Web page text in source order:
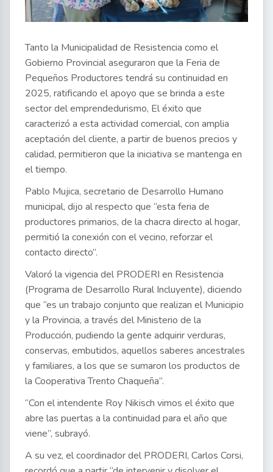
Tanto la Municipalidad de Resistencia como el
Gobierno Provincial aseguraron que la Feria de
Pequeños Productores tendrá su continuidad en
2025, ratificando el apoyo que se brinda a este
sector del emprendedurismo, El éxito que
caracterizó a esta actividad comercial, con amplia
aceptación del cliente, a partir de buenos precios y
calidad, permitieron que la iniciativa se mantenga en
el tiempo.
Pablo Mujica, secretario de Desarrollo Humano
municipal, dijo al respecto que “esta feria de
productores primarios, de la chacra directo al hogar,
permitió la conexión con el vecino, reforzar el
contacto directo”.
Valoró la vigencia del PRODERI en Resistencia
(Programa de Desarrollo Rural Incluyente), diciendo
que “es un trabajo conjunto que realizan el Municipio
y la Provincia, a través del Ministerio de la
Producción, pudiendo la gente adquirir verduras,
conservas, embutidos, aquellos saberes ancestrales
y familiares, a los que se sumaron los productos de
la Cooperativa Trento Chaqueña”.
“Con el intendente Roy Nikisch vimos el éxito que
abre las puertas a la continuidad para el año que
viene”, subrayó.
A su vez, el coordinador del PRODERI, Carlos Corsi,